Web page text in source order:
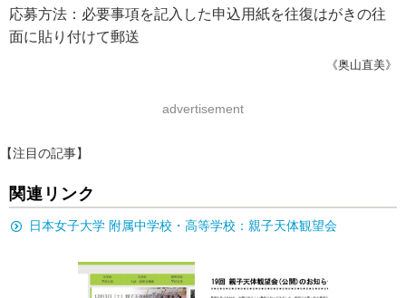
応募方法：必要事項を記入した申込用紙を往復はがきの往
面に貼り付けて郵送
《奥山直美》
advertisement
【注目の記事】
関連リンク
日本女子大学 附属中学校・高等学校：親子天体観望会